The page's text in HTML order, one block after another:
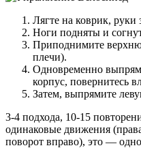
Лягте на коврик, руки
Ноги подняты и
Приподнимите
плечи).
Одновременно
корпус, повернитесь
Затем, выпрямите
3-4 подхода, 10-15
одинаковые движения
поворот вправо), это —